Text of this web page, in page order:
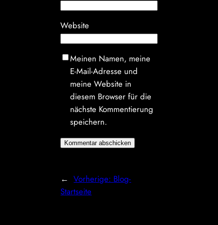
Website
Meinen Namen, meine
E-Mail-Adresse und
meine Website in
diesem Browser für die
nächste Kommentierung
speichern.
← Vorherige: Blog-
Startseite